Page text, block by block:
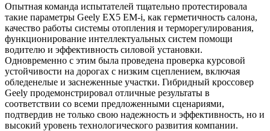
Опытная команда испытателей тщательно протестировала
такие параметры Geely EX5 EM-i, как герметичность салона,
качество работы системы отопления и терморегулирования,
функционирование интеллектуальных систем помощи
водителю и эффективность силовой установки.
Одновременно с этим была проведена проверка курсовой
устойчивости на дорогах с низким сцеплением, включая
обледенелые и заснеженные участки. Гибридный кроссовер
Geely продемонстрировал отличные результаты в
соответствии со всеми предложенными сценариями,
подтвердив не только свою надежность и эффективность, но и
высокий уровень технологического развития компании.